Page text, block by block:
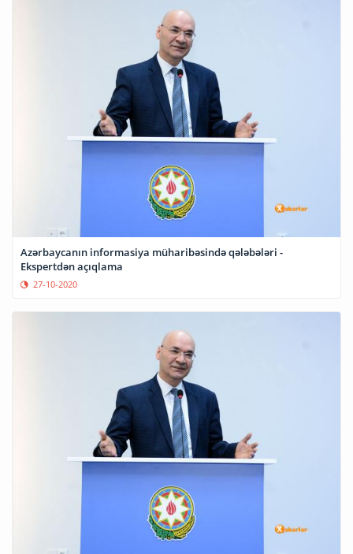
Azərbaycanın informasiya müharibəsində qələbələri -
Ekspertdən açıqlama
27-10-2020